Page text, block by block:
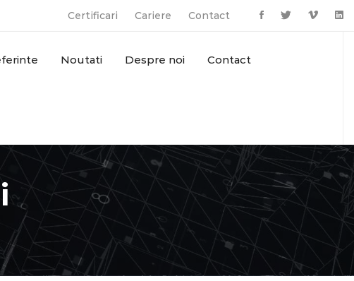
Certificari Cariere Contact
Noutati Despre noi Contact